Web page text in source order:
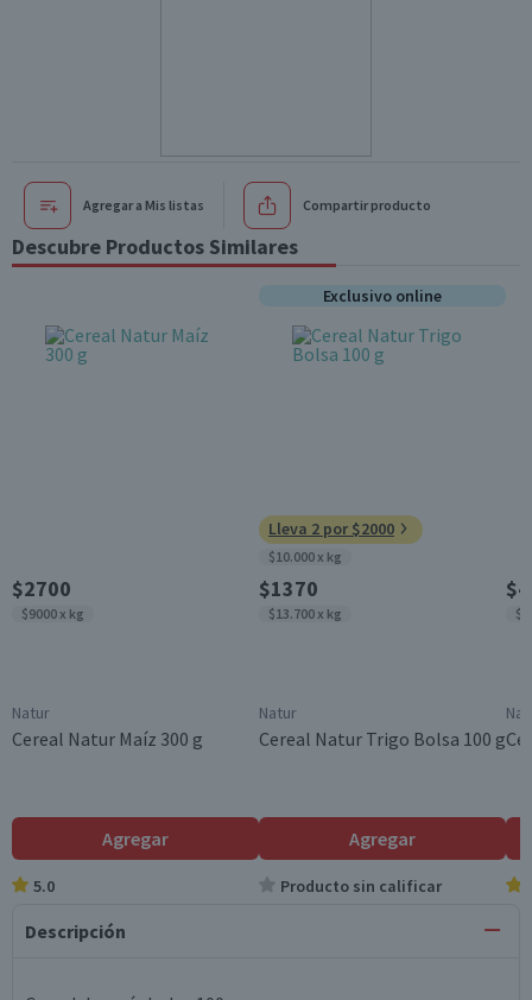
Agregar a Mis listas Compartir producto
Descubre Productos Similares
$2700
$9000 x kg
Natur
Cereal Natur Maíz 300 g
Agregar
5.0
Exclusivo online
Lleva 2 por $2000
$10.000 x kg
$1370
$13.700 x kg
Natur
Cereal Natur Trigo Bolsa 100 g
Agregar
Producto sin calificar
Descripción